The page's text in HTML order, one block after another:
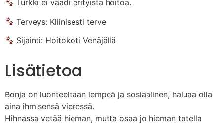
Turkki ei vaadi erityistä hoitoa.
Terveys: Kliinisesti terve
Sijainti: Hoitokoti Venäjällä
Lisätietoa
Bonja on luonteeltaan lempeä ja sosiaalinen, haluaa olla
aina ihmisensä vieressä.
Hihnassa vetää hieman, mutta osaa jo hieman totella